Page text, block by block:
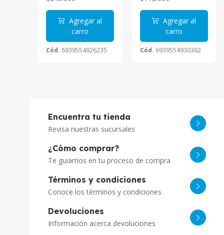
Agregar al
carro
Cód. 6939554926235
Agregar al
carro
Cód. 6939554930362
Encuentra tu tienda
Revisa nuestras sucursales
¿Cómo comprar?
Te guiamos en tu proceso de compra
Términos y condiciones
Conoce los términos y condiciones
Devoluciones
Información acerca devoluciones